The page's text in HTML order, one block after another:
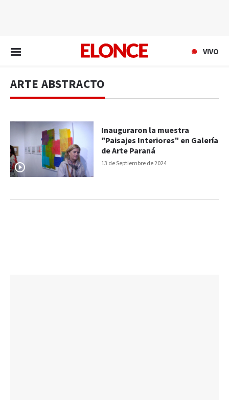
VIVO
ARTE ABSTRACTO
13 de Septiembre de 2024
Inauguraron la muestra
"Paisajes Interiores" en Galería
de Arte Paraná